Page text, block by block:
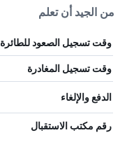
من الجيد أن تعلم
وقت تسجيل الصعود للطائرة
وقت تسجيل المغادرة
الدفع والإلغاء
رقم مكتب الاستقبال